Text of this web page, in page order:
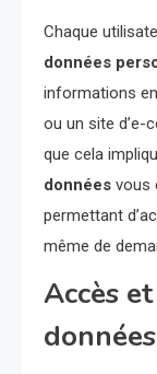
Chaque
données
informations
ou un site d’e-
que cela
données vous
permettant
même de
Accès
données